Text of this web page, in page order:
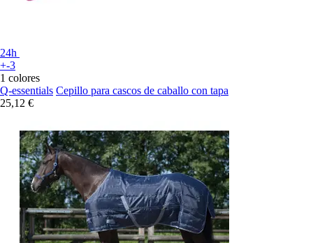
24h
+-3
1 colores
Q-essentials Cepillo para cascos de caballo con tapa
25,12 €